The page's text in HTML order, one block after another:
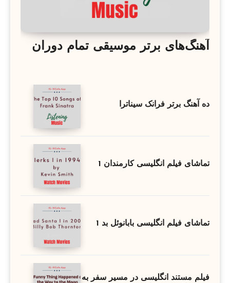
آهنگ‌های برتر موسیقی تمام دوران
ده آهنگ برتر فرانک سیناترا
تماشای فیلم انگلیسی کارمندان 1
تماشای فیلم انگلیسی بابانوئل بد 1
فیلم مستند انگلیسی در مسیر سفر به